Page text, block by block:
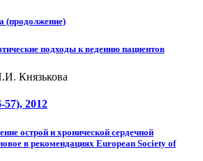
(продолжение)
подходы к ведению пациентов
Князькова
57), 2012
острой и хронической сердечной
в рекомендациях European Society of